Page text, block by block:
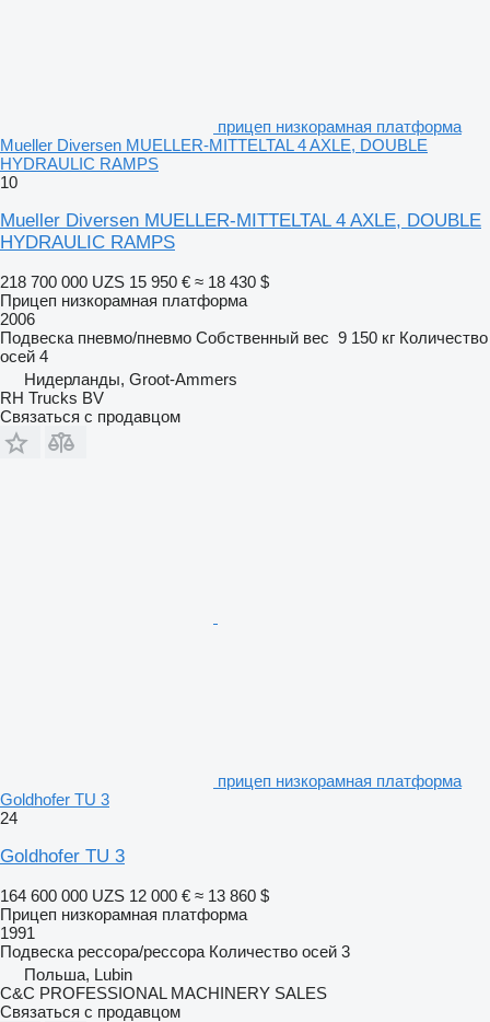
прицеп низкорамная платформа
Mueller Diversen MUELLER-MITTELTAL 4 AXLE, DOUBLE
HYDRAULIC RAMPS
10
Mueller Diversen MUELLER-MITTELTAL 4 AXLE, DOUBLE
HYDRAULIC RAMPS
218 700 000 UZS 15 950 € ≈ 18 430 $
Прицеп низкорамная платформа
2006
Подвеска пневмо/пневмо Собственный вес 9 150 кг Количество
осей 4
Нидерланды, Groot-Ammers
RH Trucks BV
Связаться с продавцом
прицеп низкорамная платформа
Goldhofer TU 3
24
Goldhofer TU 3
164 600 000 UZS 12 000 € ≈ 13 860 $
Прицеп низкорамная платформа
1991
Подвеска рессора/рессора Количество осей 3
Польша, Lubin
C&C PROFESSIONAL MACHINERY SALES
Связаться с продавцом